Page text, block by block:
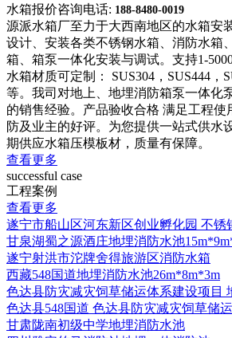
水箱报价咨询电话: 188-8480-0019
源派水箱厂至力于大西南地区的水箱安
设计、安装各类不锈钢水箱、消防水箱
箱、箱泵一体化安装与调试。支持1-
水箱材质可定制： SUS304，SUS444，
等。我司对地上、地埋消防箱泵一体化
的销售经验。产品验收合格 满足工程使
防及业主的好评。为您提供一站式供水
期供应水箱压模板材，质量有保障。
查看更多
successful case
工程案例
查看更多
遂宁市船山区河东新区创业孵化园 不锈
甘泉湖蜀之源酒庄地埋消防水池
遂宁射洪市沱牌舍得旅游区消防水箱
西藏548国道地埋消防水池26m*8m*3m
色达县防灾减灾饲草储运体系建设项目
色达县548国道 色达县防灾减灾饲草储
甘肃陇南初级中学地埋消防水池